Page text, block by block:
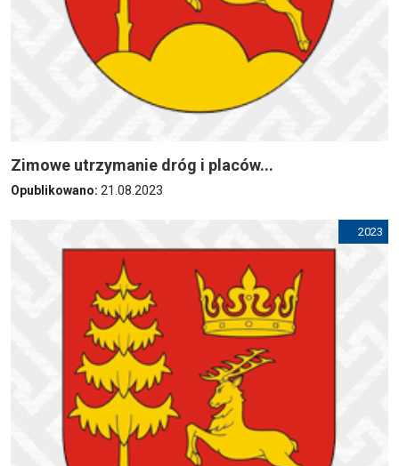
Zimowe utrzymanie dróg i placów...
Opublikowano: 21.08.2023
2023